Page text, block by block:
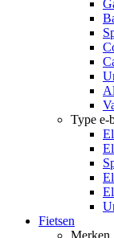
Type e-
Fietsen
Merken